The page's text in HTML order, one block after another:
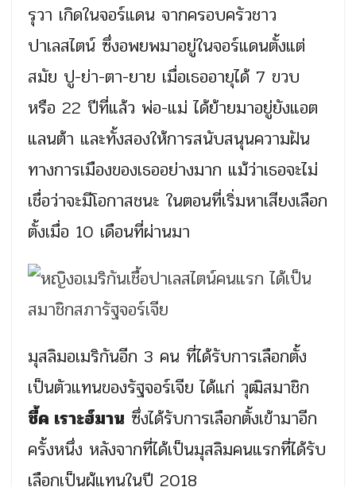
รุวา เกิดในจอร์แดน จากครอบครัวชาว
ปาเลสไตน์ ซึ่งอพยพมาอยู่ในจอร์แดนตั้งแต่
สมัย ปู-ย่า-ตา-ยาย เมื่อเธออายุได้ 7 ขวบ
หรือ 22 ปีที่แล้ว พ่อ-แม่ ได้ย้ายมาอยู่ยังแอต
แลนต้า และทั้งสองให้การสนับสนุนความฝัน
ทางการเมืองของเธออย่างมาก แม้ว่าเธอจะไม่
เชื่อว่าจะมีโอกาสชนะ ในตอนที่เริ่มหาเสียงเลือก
ตั้งเมื่อ 10 เดือนที่ผ่านมา
มุสลิมอเมริกันอีก 3 คน ที่ได้รับการเลือกตั้ง
เป็นตัวแทนของรัฐจอร์เจีย ได้แก่ วุฒิสมาชิก
ชี้ค เราะฮ์มาน ซึ่งได้รับการเลือกตั้งเข้ามาอีก
ครั้งหนึ่ง หลังจากที่ได้เป็นมุสลิมคนแรกที่ได้รับ
เลือกเป็นผู้แทนในปี 2018